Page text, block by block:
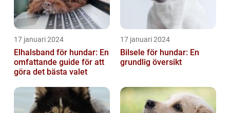
17 januari 2024
Elhalsband för hundar: En
omfattande guide för att
göra det bästa valet
17 januari 2024
Bilsele för hundar: En
grundlig översikt